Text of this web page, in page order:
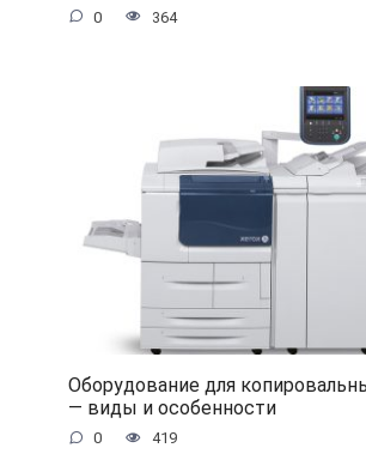
0 364
Оборудование для
— виды и особенности
0 419